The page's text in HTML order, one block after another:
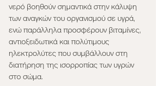
νερό βοηθούν σημαντικά στην κάλυψη
των αναγκών του οργανισμού σε υγρά,
ενώ παράλληλα προσφέρουν βιταμίνες,
αντιοξειδωτικά και πολύτιμους
ηλεκτρολύτες που συμβάλλουν στη
διατήρηση της ισορροπίας των υγρών
στο σώμα.